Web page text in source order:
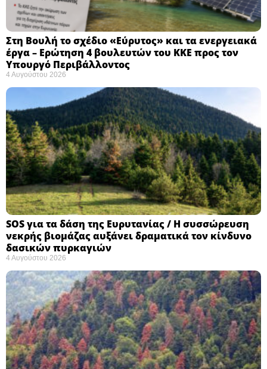
Στη Βουλή το σχέδιο «Εύρυτος» και τα ενεργειακά
έργα – Ερώτηση 4 βουλευτών του ΚΚΕ προς τον
Υπουργό Περιβάλλοντος
4 Αυγούστου 2026
SOS για τα δάση της Ευρυτανίας / Η συσσώρευση
νεκρής βιομάζας αυξάνει δραματικά τον κίνδυνο
δασικών πυρκαγιών
4 Αυγούστου 2026